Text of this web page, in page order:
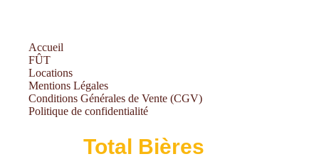
Accueil
FÛT
Locations
Mentions Légales
Conditions Générales de Vente (CGV)
Politique de confidentialité
Total Bières